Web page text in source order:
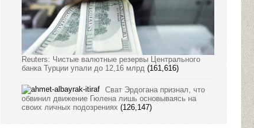
Reuters: Чистые валютные резервы Центрального
банка Турции упали до 12,16 млрд (161,616)
Сват Эрдогана признал, что
обвинил движение Гюлена лишь основываясь на
своих личных подозрениях (126,147)